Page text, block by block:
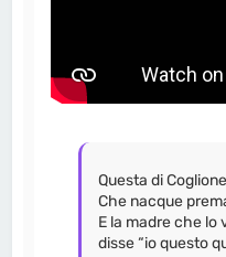
Questa di
Che nacque
E la madre che lo
disse “io questo